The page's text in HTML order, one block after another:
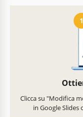
1
Clicca su "Modifica
in Google